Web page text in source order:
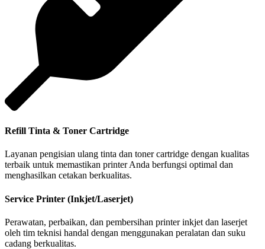
Refill Tinta & Toner Cartridge
Layanan pengisian ulang tinta dan toner cartridge dengan kualitas
terbaik untuk memastikan printer Anda berfungsi optimal dan
menghasilkan cetakan berkualitas.
Service Printer (Inkjet/Laserjet)
Perawatan, perbaikan, dan pembersihan printer inkjet dan laserjet
oleh tim teknisi handal dengan menggunakan peralatan dan suku
cadang berkualitas.